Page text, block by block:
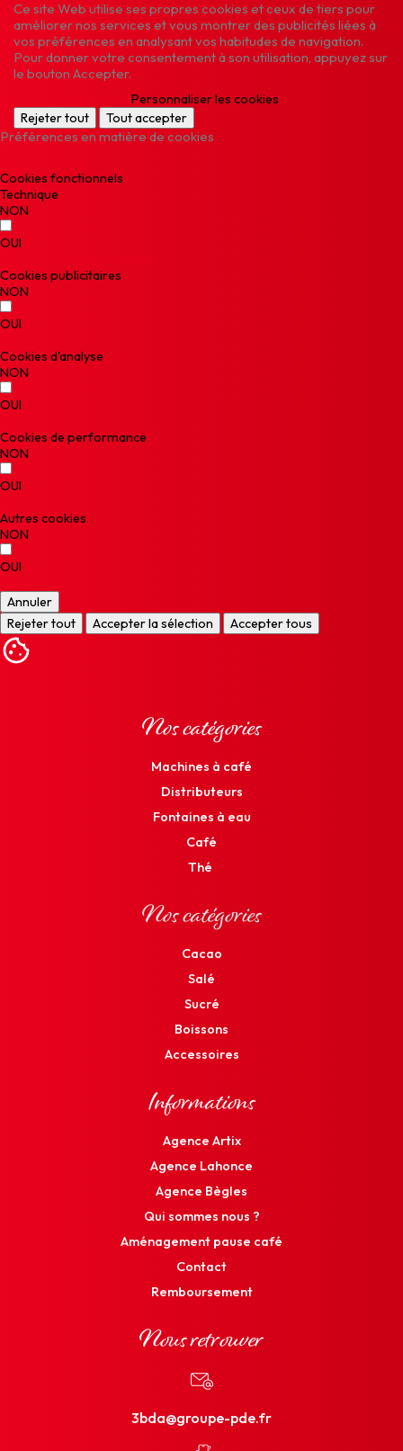
Ce site Web utilise ses propres cookies et ceux de tiers pour
améliorer nos services et vous montrer des publicités liées à
vos préférences en analysant vos habitudes de navigation.
Pour donner votre consentement à son utilisation, appuyez sur
le bouton Accepter.
Personnaliser les cookies
Rejeter tout
Tout accepter
Préférences en matière de cookies
Cookies fonctionnels
Technique
NON
OUI
Cookies publicitaires
NON
OUI
Cookies d'analyse
NON
OUI
Cookies de performance
NON
OUI
Autres cookies
NON
OUI
Annuler
Rejeter tout
Accepter la sélection Accepter tous
Nos catégories
Machines à café
Distributeurs
Fontaines à eau
Café
Thé
Nos catégories
Cacao
Salé
Sucré
Boissons
Accessoires
Informations
Agence Artix
Agence Lahonce
Agence Bègles
Qui sommes nous ?
Aménagement pause café
Contact
Remboursement
Nous retrouver
3bda@groupe-pde.fr